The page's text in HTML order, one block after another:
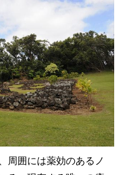
周囲には薬効のあるノ